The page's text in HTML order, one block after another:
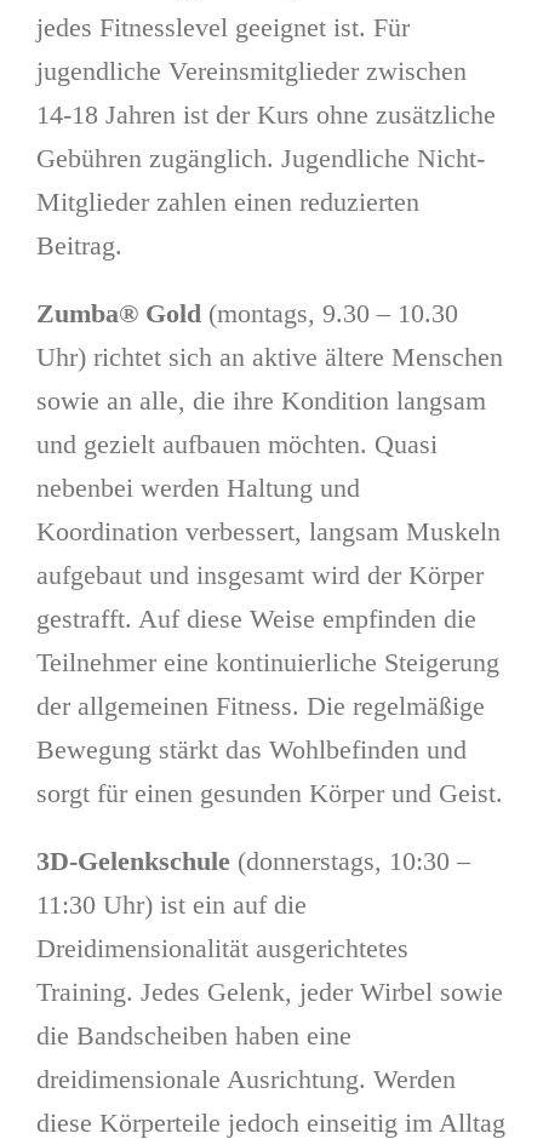
jedes Fitnesslevel geeignet ist. Für
jugendliche Vereinsmitglieder zwischen
14-18 Jahren ist der Kurs ohne zusätzliche
Gebühren zugänglich. Jugendliche Nicht-
Mitglieder zahlen einen reduzierten
Beitrag.
Zumba® Gold(montags, 9.30 – 10.30
Uhr) richtet sich an aktive ältere Menschen
sowie an alle, die ihre Kondition langsam
und gezielt aufbauen möchten. Quasi
nebenbei werden Haltung und
Koordination verbessert, langsam Muskeln
aufgebaut und insgesamt wird der Körper
gestrafft. Auf diese Weise empfinden die
Teilnehmer eine kontinuierliche Steigerung
der allgemeinen Fitness. Die regelmäßige
Bewegung stärkt das Wohlbefinden und
sorgt für einen gesunden Körper und Geist.
3D-Gelenkschule(donnerstags, 10:30 –
11:30 Uhr) ist ein auf die
Dreidimensionalität ausgerichtetes
Training. Jedes Gelenk, jeder Wirbel sowie
die Bandscheiben haben eine
dreidimensionale Ausrichtung. Werden
diese Körperteile jedoch einseitig im Alltag